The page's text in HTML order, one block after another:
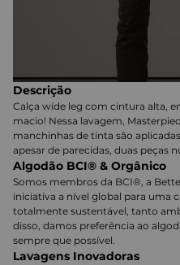
Descrição
Calça wide leg com cintura alta,
macio! Nessa lavagem,
manchinhas de tinta são
apesar de parecidas, duas peças
Algodão BCI® & Orgânico
Somos membros da BCI®, a
iniciativa a nível global para uma
totalmente sustentável, tanto
disso, damos preferência ao
sempre que possível.
Lavagens Inovadoras